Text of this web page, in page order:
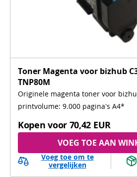
Toner Magenta voor bizhub
TNP80M
Originele magenta toner voor
printvolume: 9.000 pagina's A4*
Kopen voor 70,42 EUR
VOEG TOE AAN
Voeg toe om te
vergelijken